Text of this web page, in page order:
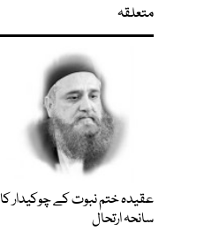
متعلقہ
عقیدہ ختم نبوت کے چوکیدار کا
سانحہ ارتحال